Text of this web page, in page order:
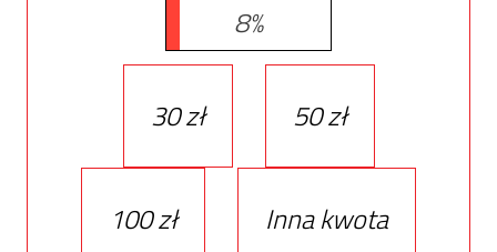
8%
30 zł 50 zł
100 zł
Inna kwota